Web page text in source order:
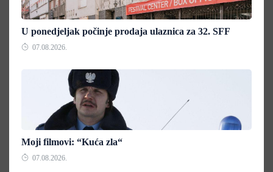
U ponedjeljak počinje prodaja ulaznica za 32. SFF
07.08.2026.
Moji filmovi: “Kuća zla“
07.08.2026.